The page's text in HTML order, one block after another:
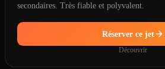
secondaires. Très fiable et polyvalent.
Réserver ce jet
Découvrir